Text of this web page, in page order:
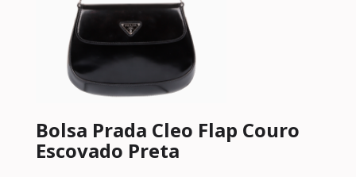
Bolsa Prada Cleo Flap Couro
Escovado Preta